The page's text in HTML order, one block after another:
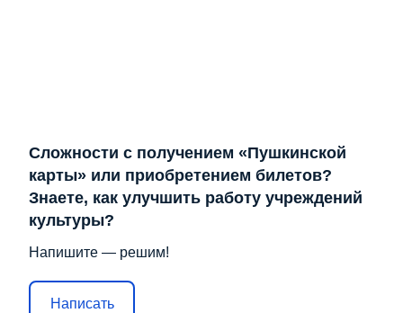
Сложности с получением «Пушкинской
карты» или приобретением билетов?
Знаете, как улучшить работу учреждений
культуры?
Напишите — решим!
Написать